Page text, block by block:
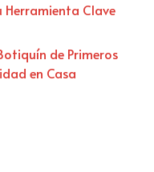
Clave
de Primeros
en Casa